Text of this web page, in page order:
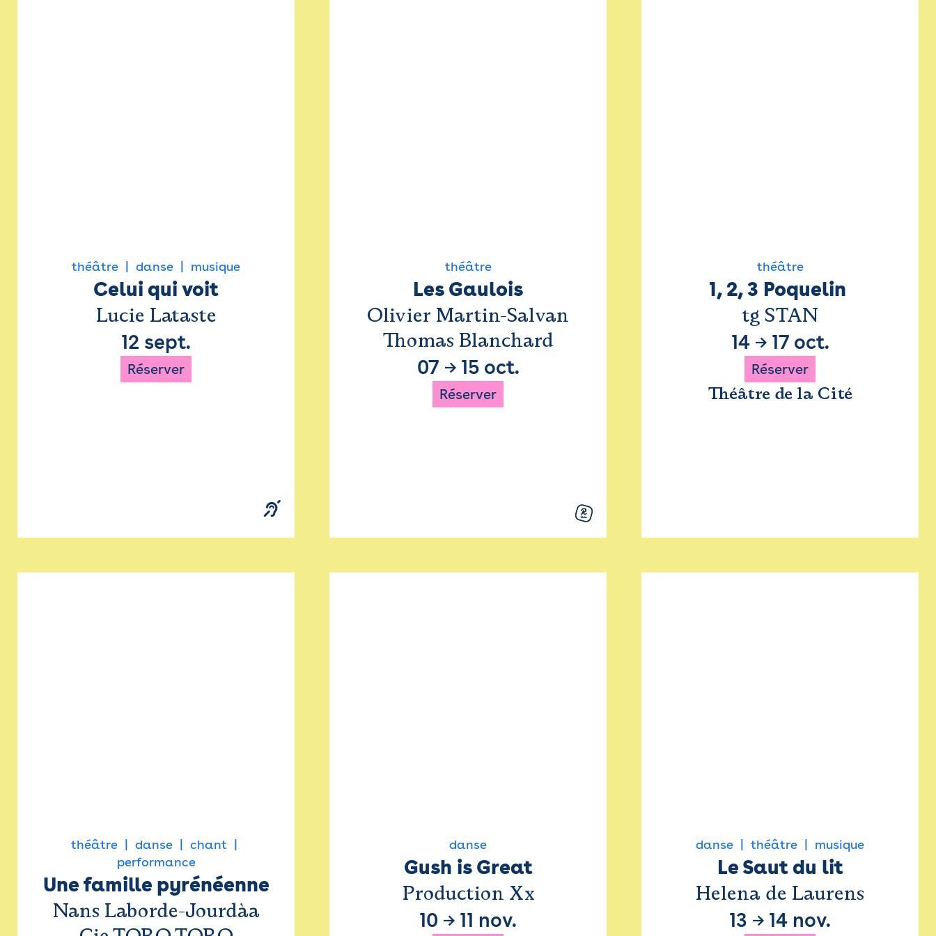
théâtre danse musique
Celui qui voit
Lucie Lataste
12 sept.
Réserver
théâtre
Les Gaulois
Olivier Martin-Salvan
Thomas Blanchard
07 → 15 oct.
Réserver
théâtre
1, 2, 3 Poquelin
tg STAN
14→ 17 oct.
Réserver
Théâtre de la Cité
théâtre danse
chant
performance
Une famille pyrénéenne
Nans Laborde-Jourdàa
danse
Gush is Great
Production Xx
10 → 11 nov.
danse théâtre musique
Le Saut du lit
Helena de Laurens
13 → 14 nov.